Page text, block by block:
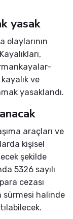
yasak
olaylarının
ve
yasaklandı.
araçları ve
kişisel
şekilde
5326 sayılı
cezası
sürmesi halinde